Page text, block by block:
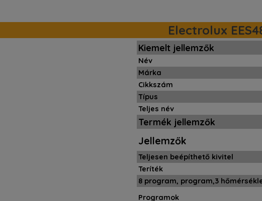
Electrolux
Kiemelt jellemzők
Név
Márka
Cikkszám
Típus
Teljes név
Termék jellemzők
Jellemzők
Teljesen beépíthető kivitel
Teríték
8 program, program,3
Programok